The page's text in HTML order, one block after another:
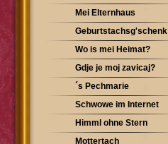
Mei Elternhaus
Geburtstachsg'schenk
Wo is mei Heimat?
Gdje je moj zavicaj?
´s Pechmarie
Schwowe im Internet
Himml ohne Stern
Mottertach